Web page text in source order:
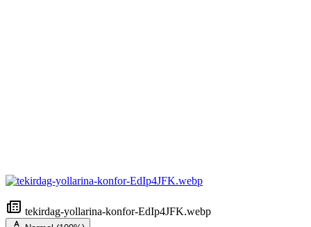
tekirdag-yollarina-konfor-EdIp4JFK.webp